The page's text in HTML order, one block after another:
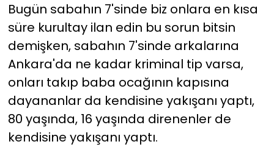
Bugün sabahın 7'sinde biz onlara en kısa
süre kurultay ilan edin bu sorun bitsin
demişken, sabahın 7'sinde arkalarına
Ankara'da ne kadar kriminal tip varsa,
onları takıp baba ocağının kapısına
dayananlar da kendisine yakışanı yaptı,
80 yaşında, 16 yaşında direnenler de
kendisine yakışanı yaptı.